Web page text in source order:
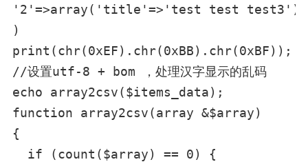
'2'=>array('title'=>'test test test3')
)
print(chr(0xEF).chr(0xBB).chr(0xBF));
//设置utf-8 + bom ，处理汉字显示的乱码
echo array2csv($items_data);
function array2csv(array &$array)
{
  if (count($array) == 0) {